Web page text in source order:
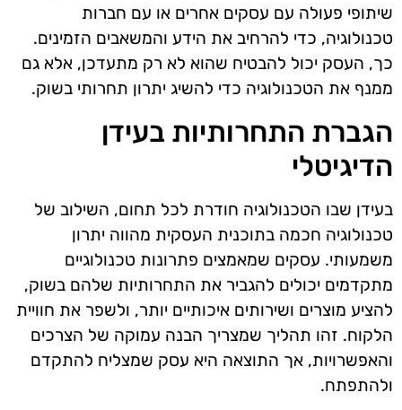
שיתופי פעולה עם עסקים אחרים או עם חברות
טכנולוגיה, כדי להרחיב את הידע והמשאבים הזמינים.
כך, העסק יכול להבטיח שהוא לא רק מתעדכן, אלא גם
ממנף את הטכנולוגיה כדי להשיג יתרון תחרותי בשוק.
הגברת התחרותיות בעידן
הדיגיטלי
בעידן שבו הטכנולוגיה חודרת לכל תחום, השילוב של
טכנולוגיה חכמה בתוכנית העסקית מהווה יתרון
משמעותי. עסקים שמאמצים פתרונות טכנולוגיים
מתקדמים יכולים להגביר את התחרותיות שלהם בשוק,
להציע מוצרים ושירותים איכותיים יותר, ולשפר את חוויית
הלקוח. זהו תהליך שמצריך הבנה עמוקה של הצרכים
והאפשרויות, אך התוצאה היא עסק שמצליח להתקדם
ולהתפתח.